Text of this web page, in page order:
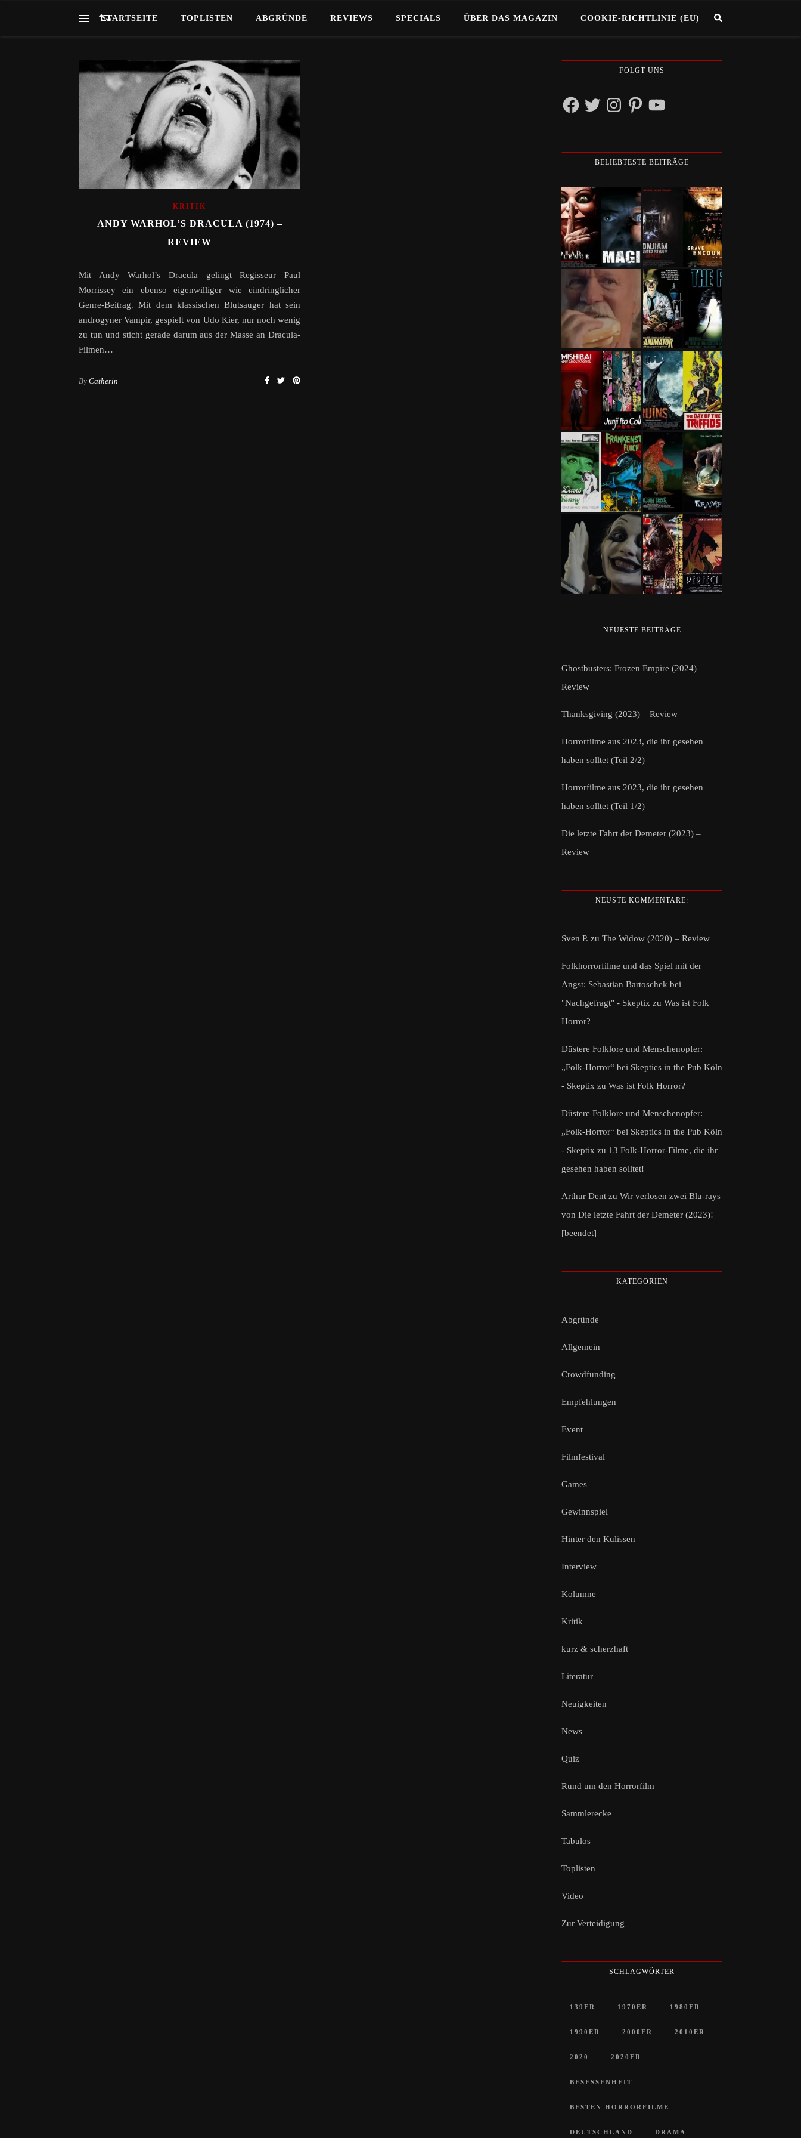
STARTSEITE TOPLISTEN ABGRÜNDE REVIEWS SPECIALS ÜBER DAS MAGAZIN COOKIE-RICHTLINIE (EU)
KRITIK
ANDY WARHOL’S DRACULA (1974) –
REVIEW
Mit Andy Warhol’s Dracula gelingt Regisseur Paul
Morrissey ein ebenso eigenwilliger wie eindringlicher
Genre-Beitrag. Mit dem klassischen Blutsauger hat sein
androgyner Vampir, gespielt von Udo Kier, nur noch wenig
zu tun und sticht gerade darum aus der Masse an Dracula-
Filmen…
By Catherin
FOLGT UNS
FacebookTwitterInstagramPinterestYouTube
BELIEBTESTE BEITRÄGE
NEUESTE BEITRÄGE
Ghostbusters: Frozen Empire (2024) –
Review
Thanksgiving (2023) – Review
Horrorfilme aus 2023, die ihr gesehen
haben solltet (Teil 2/2)
Horrorfilme aus 2023, die ihr gesehen
haben solltet (Teil 1/2)
Die letzte Fahrt der Demeter (2023) –
Review
NEUSTE KOMMENTARE:
Sven P. zu The Widow (2020) – Review
Folkhorrorfilme und das Spiel mit der
Angst: Sebastian Bartoschek bei
"Nachgefragt" - Skeptix zu Was ist Folk
Horror?
Düstere Folklore und Menschenopfer:
„Folk-Horror“ bei Skeptics in the Pub Köln
- Skeptix zu Was ist Folk Horror?
Düstere Folklore und Menschenopfer:
„Folk-Horror“ bei Skeptics in the Pub Köln
- Skeptix zu 13 Folk-Horror-Filme, die ihr
gesehen haben solltet!
Arthur Dent zu Wir verlosen zwei Blu-rays
von Die letzte Fahrt der Demeter (2023)!
[beendet]
KATEGORIEN
Abgründe
Allgemein
Crowdfunding
Empfehlungen
Event
Filmfestival
Games
Gewinnspiel
Hinter den Kulissen
Interview
Kolumne
Kritik
kurz & scherzhaft
Literatur
Neuigkeiten
News
Quiz
Rund um den Horrorfilm
Sammlerecke
Tabulos
Toplisten
Video
Zur Verteidigung
SCHLAGWÖRTER
139ER 1970ER 1980ER
1990ER 2000ER 2010ER
2020 2020ER
BESESSENHEIT
BESTEN HORRORFILME
DEUTSCHLAND DRAMA